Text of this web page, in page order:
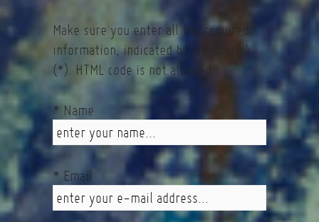
Make sure you enter all the required
information, indicated by an asterisk
(*). HTML code is not allowed.
* Name
* Email